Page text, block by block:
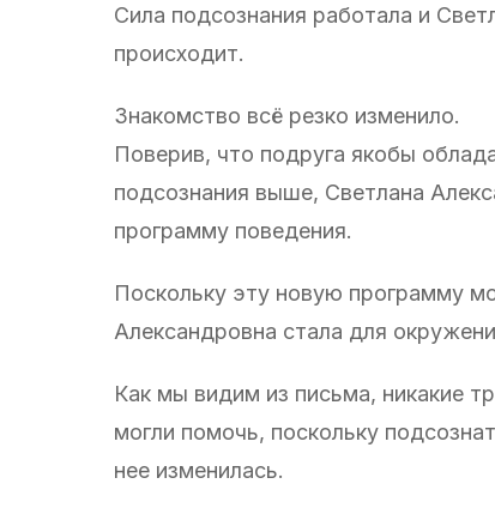
Сила подсознания работала и
происходит.
Знакомство всё резко изменило.
Поверив, что подруга якобы
подсознания выше, Светлана
программу поведения.
Поскольку эту новую программу
Александровна стала для
Как мы видим из письма, никакие
могли помочь, поскольку
нее изменилась.